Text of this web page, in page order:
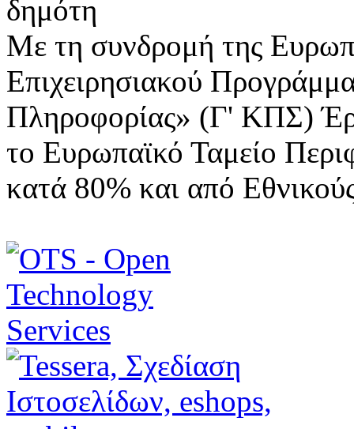
Με τη συνδρομή της
Επιχειρησιακού
Πληροφορίας» (Γ' ΚΠΣ)
το Ευρωπαϊκό Ταμείο
κατά 80% και από